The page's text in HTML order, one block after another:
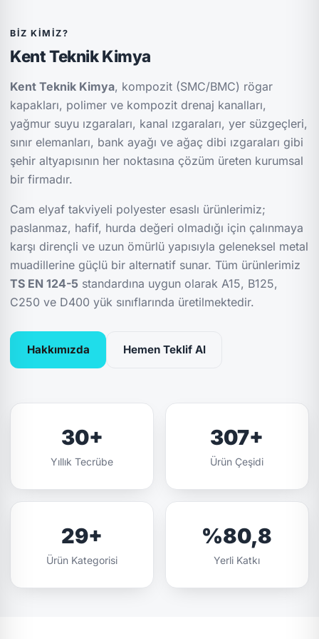
BIZ KIMIZ?
Kent Teknik Kimya
Kent Teknik Kimya, kompozit (SMC/BMC) rögar
kapakları, polimer ve kompozit drenaj kanalları,
yağmur suyu ızgaraları, kanal ızgaraları, yer süzgeçleri,
sınır elemanları, bank ayağı ve ağaç dibi ızgaraları gibi
şehir altyapısının her noktasına çözüm üreten kurumsal
bir firmadır.
Cam elyaf takviyeli polyester esaslı ürünlerimiz;
paslanmaz, hafif, hurda değeri olmadığı için çalınmaya
karşı dirençli ve uzun ömürlü yapısıyla geleneksel metal
muadillerine güçlü bir alternatif sunar. Tüm ürünlerimiz
TS EN 124-5 standardına uygun olarak A15, B125,
C250 ve D400 yük sınıflarında üretilmektedir.
Hakkımızda Hemen Teklif Al
30+
Yıllık Tecrübe
307+
Ürün Çeşidi
29+
Ürün Kategorisi
%80,8
Yerli Katkı